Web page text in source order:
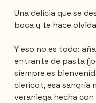
Una delicia que se
boca y te hace
Y eso no es todo:
entrante de pasta
siempre es
clericot, esa sangría
veraniega hecha